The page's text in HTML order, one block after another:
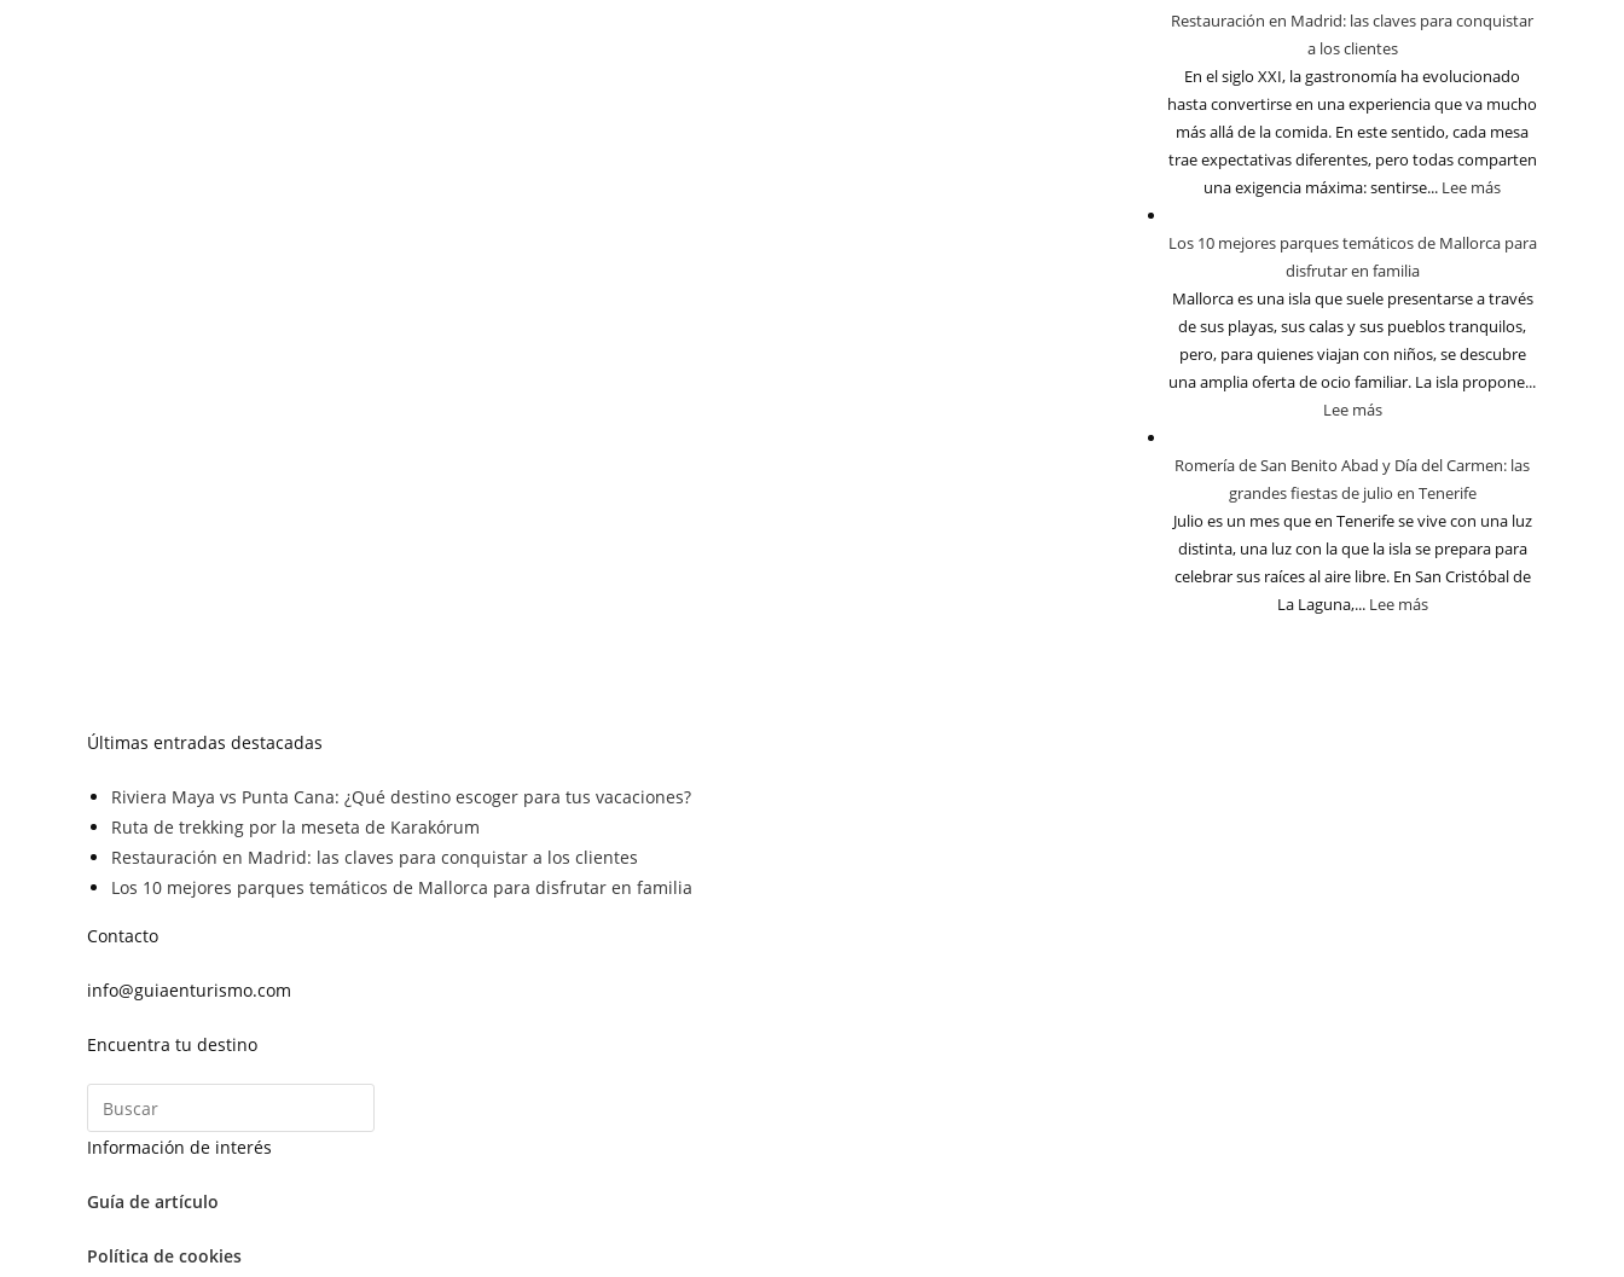
Restauración en Madrid: las claves para conquistar
a los clientes
En el siglo XXI, la gastronomía ha evolucionado
hasta convertirse en una experiencia que va mucho
más allá de la comida. En este sentido, cada mesa
trae expectativas diferentes, pero todas comparten
una exigencia máxima: sentirse... Lee más
Los 10 mejores parques temáticos de Mallorca para
disfrutar en familia
Mallorca es una isla que suele presentarse a través
de sus playas, sus calas y sus pueblos tranquilos,
pero, para quienes viajan con niños, se descubre
una amplia oferta de ocio familiar. La isla propone...
Lee más
Romería de San Benito Abad y Día del Carmen: las
grandes fiestas de julio en Tenerife
Julio es un mes que en Tenerife se vive con una luz
distinta, una luz con la que la isla se prepara para
celebrar sus raíces al aire libre. En San Cristóbal de
La Laguna,... Lee más
Últimas entradas destacadas
Riviera Maya vs Punta Cana: ¿Qué destino escoger para tus vacaciones?
Ruta de trekking por la meseta de Karakórum
Restauración en Madrid: las claves para conquistar a los clientes
Los 10 mejores parques temáticos de Mallorca para disfrutar en familia
Contacto
info@guiaenturismo.com
Encuentra tu destino
Información de interés
Guía de artículo
Política de cookies